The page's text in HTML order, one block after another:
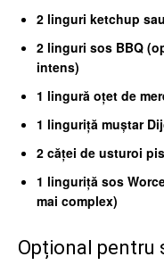
2 linguri ketchup
2 linguri sos BBQ
intens)
1 lingură oțet de
1 linguriță muștar
2 căței de usturoi
1 linguriță sos
mai complex)
Opțional pentru